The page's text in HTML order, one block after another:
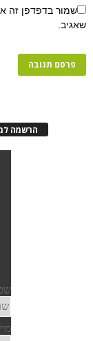
שמור בדפדפן זה
שאגיב.
הרשמה